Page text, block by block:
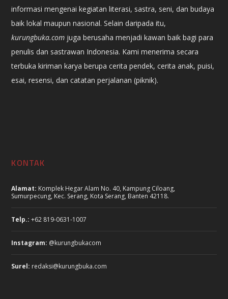
informasi mengenai kegiatan literasi, sastra, seni, dan budaya
baik lokal maupun nasional. Selain daripada itu,
kurungbuka.com juga berusaha menjadi kawan baik bagi para
penulis dan sastrawan Indonesia. Kami menerima secara
terbuka kiriman karya berupa cerita pendek, cerita anak, puisi,
esai, resensi, dan catatan perjalanan (piknik).
KONTAK
Alamat: Komplek Hegar Alam No. 40, Kampung Ciloang,
Sumurpecung, Kec. Serang, Kota Serang, Banten 42118.
Telp.: +62 819-0631-1007
Instagram: @kurungbukacom
Surel: redaksi@kurungbuka.com